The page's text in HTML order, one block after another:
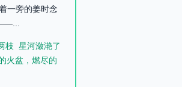
一旁的姜时念
枝 星河潋滟了
火盆，燃尽的